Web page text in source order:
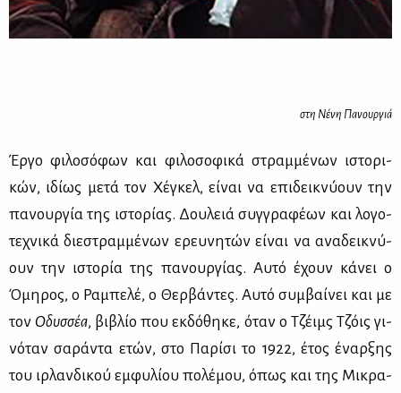
στη Νένη Πανουργιά
Έρ­γο φι­λο­σό­φων και φι­λο­σο­φι­κά στραμ­μέ­νων ιστο­ρι­
κών, ιδί­ως με­τά τον Χέ­γκελ, εί­ναι να επι­δει­κνύ­ουν την
πα­νουρ­γία της ιστο­ρί­ας. Δου­λειά συγ­γρα­φέ­ων και λο­γο­
τε­χνι­κά διε­στραμ­μέ­νων ερευ­νη­τών εί­ναι να ανα­δει­κνύ­
ουν την ιστο­ρία της πα­νουρ­γί­ας. Αυ­τό έχουν κά­νει ο
Όμη­ρος, ο Ρα­μπε­λέ, ο Θερ­βά­ντες. Αυ­τό συμ­βαί­νει και με
τον Οδυσ­σέα, βι­βλίο που εκ­δό­θη­κε, όταν ο Τζέιμς Τζόις γι­
νό­ταν σα­ρά­ντα ετών, στο Πα­ρί­σι το 1922, έτος έναρ­ξης
του ιρ­λαν­δι­κού εμ­φυ­λί­ου πο­λέ­μου, όπως και της Μι­κρα­